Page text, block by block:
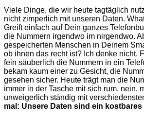
Viele Dinge, die wir heute tagtäglich
nicht zimperlich mit unseren Daten.
Greift einfach auf Dein ganzes
die Nummern irgendwo im nirgendwo.
gespeicherten Menschen in Deinem
ob ihnen das recht ist? Ich denke nicht.
fein säuberlich die Nummern in ein
bekam kaum einer zu Gesicht, die
gesehen sicher. Heute trägt man die
immer in der Tasche mit sich rum, nein,
unweigerlich ständig mit
mal: Unsere Daten sind ein kostbares